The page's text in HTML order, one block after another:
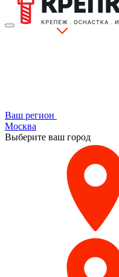
Ваш регион
Москва
Выберите ваш город